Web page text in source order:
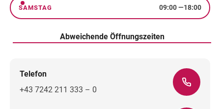
Samstag
SAMSTAG 09:00—18:00
Abweichende Öffnungszeiten
Telefon
+43 7242 211 333 – 0